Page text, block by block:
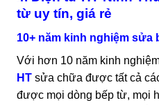
từ uy tín, giá rẻ
10+ năm kinh nghiệm sửa
Với hơn 10 năm kinh
HT sửa chữa được tất cả
được mọi dòng bếp từ, mọi